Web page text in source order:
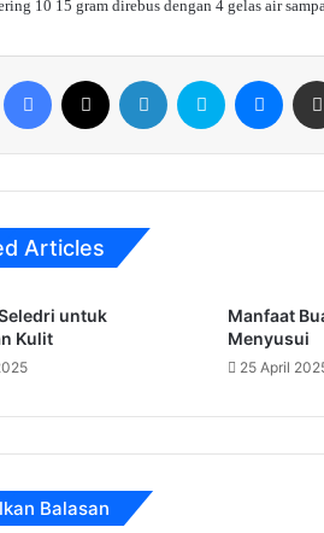
10 15 gram direbus dengan 4 gelas air
Facebook LinkedIn Skype
Articles
untuk
Kulit
Manfaat
Menyusui
25 April
Balasan